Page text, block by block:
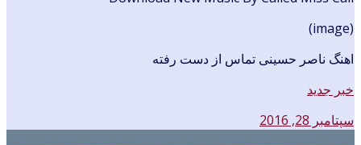
(image)
اهنگ ناصر حسینی تماس از دست رفته
خبر جدید
سپتامبر 28, 2016